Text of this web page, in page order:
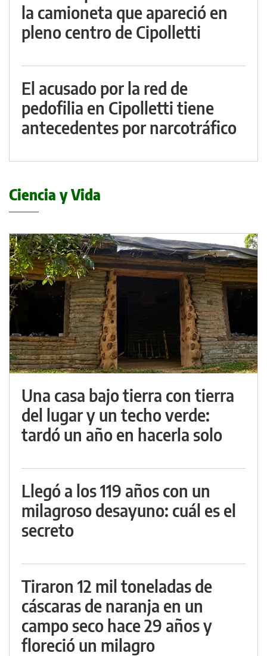
la camioneta que apareció en
pleno centro de Cipolletti
El acusado por la red de
pedofilia en Cipolletti tiene
antecedentes por narcotráfico
Ciencia y Vida
Una casa bajo tierra con tierra
del lugar y un techo verde:
tardó un año en hacerla solo
Llegó a los 119 años con un
milagroso desayuno: cuál es el
secreto
Tiraron 12 mil toneladas de
cáscaras de naranja en un
campo seco hace 29 años y
floreció un milagro